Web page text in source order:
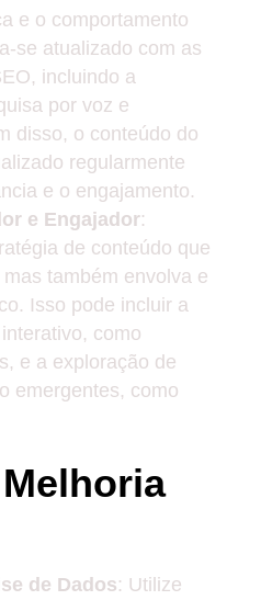
e o comportamento
se atualizado com as
incluindo a
por voz e
disso, o conteúdo do
regularmente
e o engajamento.
e Engajador:
de conteúdo que
também envolva e
Isso pode incluir a
como
e a exploração de
emergentes, como
de Dados: Utilize